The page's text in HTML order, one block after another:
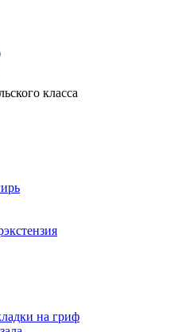
класса
на гриф